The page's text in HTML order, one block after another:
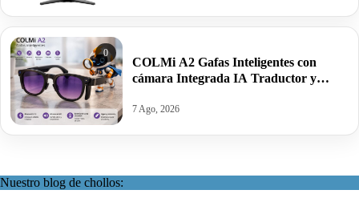
0
COLMi A2 Gafas Inteligentes con
cámara Integrada IA Traductor y
7 Ago, 2026
Nuestro blog de chollos: